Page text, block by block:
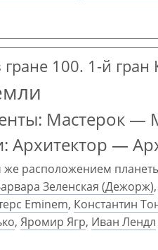
100. 1-й гран
Мастерок —
Архитектор —
же расположением
Зеленская (Дежорж),
Eminem, Константин
, Яромир Ягр, Иван Лендл